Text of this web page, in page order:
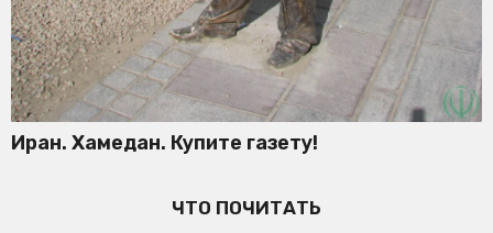
Иран. Хамедан. Купите газету!
ЧТО ПОЧИТАТЬ